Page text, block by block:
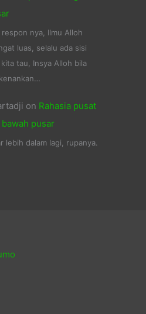
respon nya, Ilmu Alloh
luas, selalu ada sisi
tau, Insya Alloh bila
on Rahasia pusat
pusar
lebih dalam lagi, rupanya.